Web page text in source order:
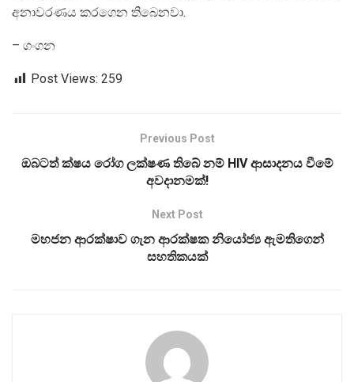
අනාවරණය කරගෙන තිබෙනවා.‍
– ගංගන
Post Views: 259
Previous Post
ඔබටත් ක්ෂය රෝග ලක්ෂණ තිබේ නම් HIV ආසාදනය වීමේ
අවදානමක්!
Next Post
මහජන ආරක්ෂාව ගැන ආරක්ෂක නියෝජ්‍ය ඇමතිගෙන්
සහතිකයක්